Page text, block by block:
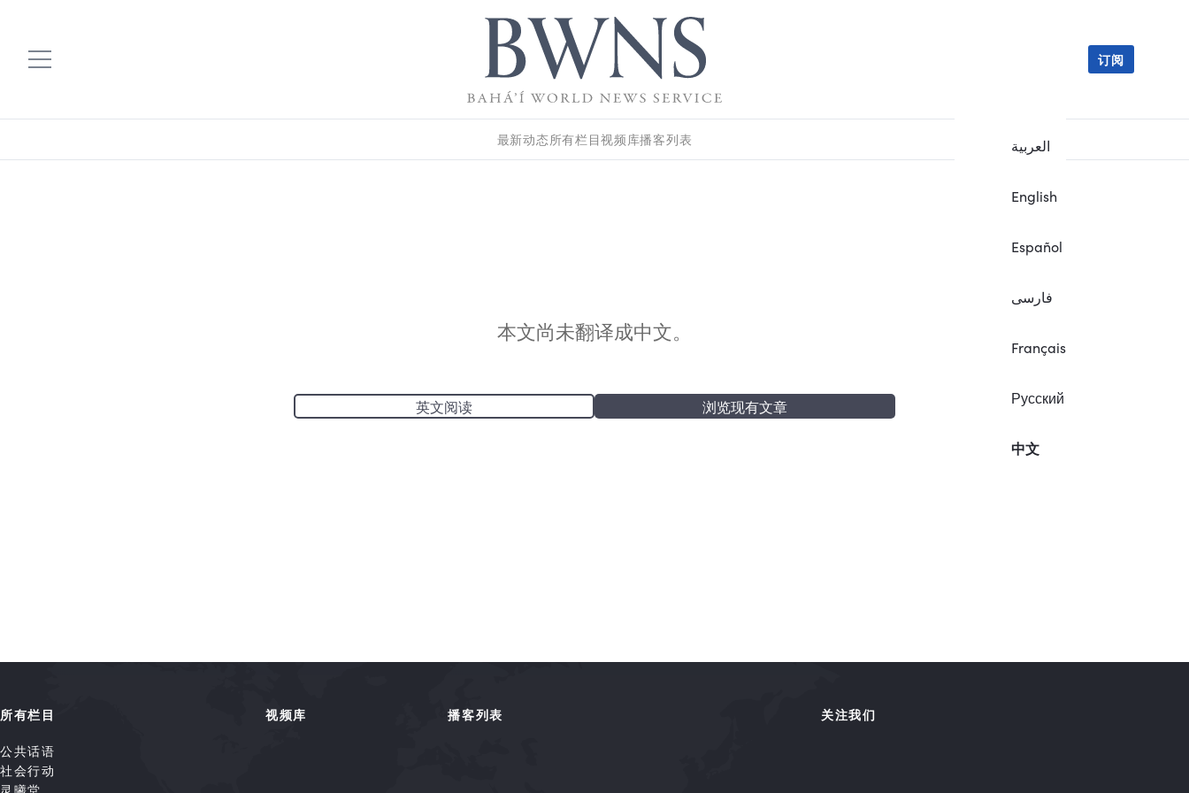
العربية
English
Español
فارسی
Français
Русский
中文
订阅
最新动态所有栏目视频库播客列表
本文尚未翻译成中文。
英文阅读 浏览现有文章
所有栏目
公共话语
社会行动
灵曦堂
视频库 播客列表 关注我们